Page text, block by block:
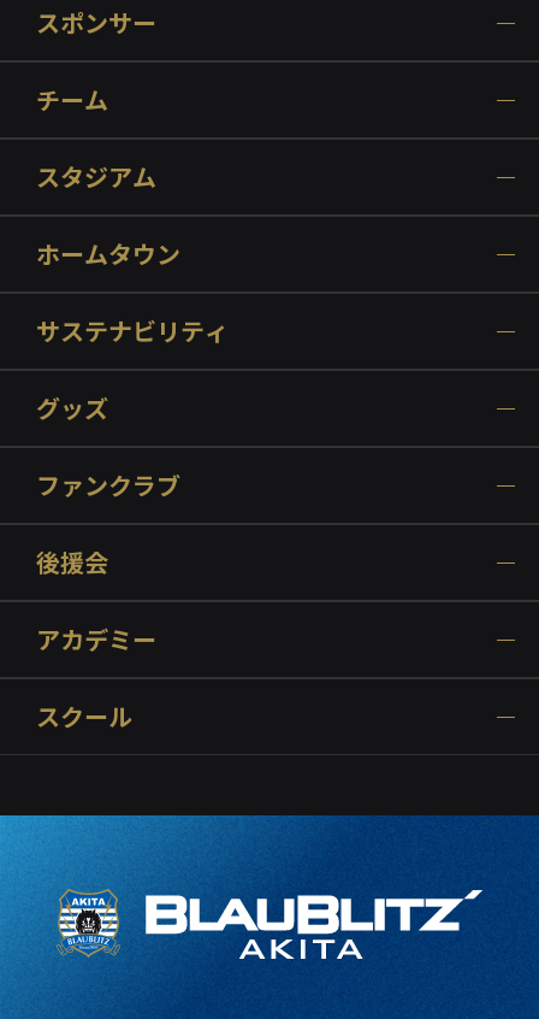
スポンサー
チーム
スタジアム
ホームタウン
サステナビリティ
グッズ
ファンクラブ
後援会
アカデミー
スクール